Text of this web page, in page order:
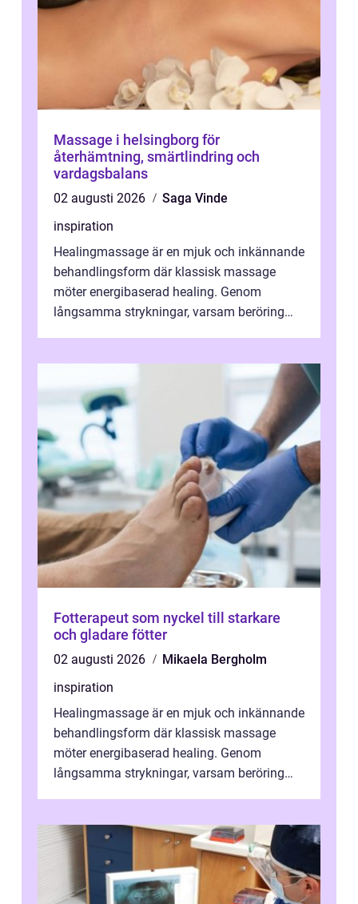
Massage i helsingborg för
återhämtning, smärtlindring och
vardagsbalans
02 augusti 2026
Saga Vinde
inspiration
Healingmassage är en mjuk och inkännande
behandlingsform där klassisk massage
möter energibaserad healing. Genom
långsamma strykningar, varsam beröring
Fotterapeut som nyckel till starkare
och gladare fötter
02 augusti 2026
Mikaela Bergholm
inspiration
Healingmassage är en mjuk och inkännande
behandlingsform där klassisk massage
möter energibaserad healing. Genom
långsamma strykningar, varsam beröring